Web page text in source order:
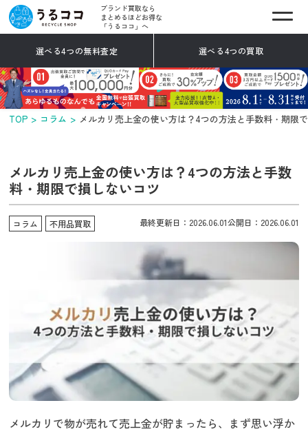
ブランド買取なら
まとめるほどお得な
「うるココ」へ
選べる4つの無料査定 選べる4つの買取
TOP コラム メルカリ売上金の使い方は？4つの方法と手数料・期限
メルカリ売上金の使い方は？4つの方法と手数
料・期限で損しないコツ
コラム 不用品買取 最終更新日：2026.06.01公開日：2026.06.01
メルカリで物が売れて売上金が貯まったら、まず思い浮か